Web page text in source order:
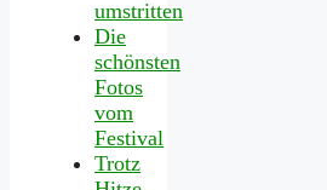
umstritten
Die
schönsten
Fotos
vom
Festival
Trotz